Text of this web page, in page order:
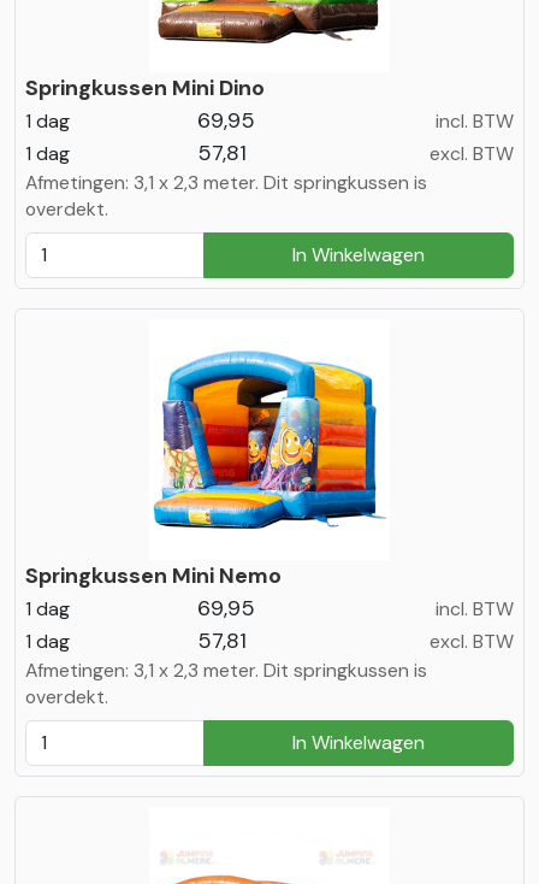
Springkussen Mini Dino
1 dag 69,95
incl. BTW
1 dag
57,81
excl. BTW
Afmetingen: 3,1 x 2,3 meter. Dit springkussen is
overdekt.
In Winkelwagen
Springkussen Mini Nemo
1 dag 69,95
incl. BTW
1 dag
57,81
excl. BTW
Afmetingen: 3,1 x 2,3 meter. Dit springkussen is
overdekt.
In Winkelwagen